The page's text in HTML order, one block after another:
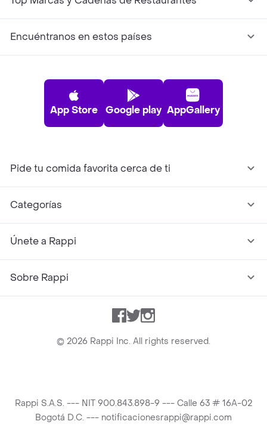
Encuéntranos en estos países
App Store Google play AppGallery
Pide tu comida favorita cerca de ti
Categorías
Únete a Rappi
Sobre Rappi
Facebook
TwitterInstagram
© 2026 Rappi Inc. All rights reserved.
Rappi S.A.S. --- NIT 900.843.898-9 --- Calle 63 # 16A-02
Bogotá D.C. --- notificacionesrappi@rappi.com